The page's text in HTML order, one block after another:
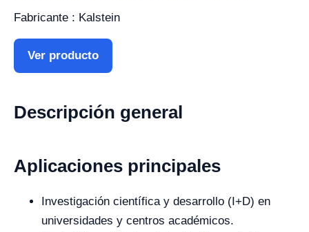
Fabricante : Kalstein
Ver producto
Descripción general
Aplicaciones principales
Investigación científica y desarrollo (I+D) en
universidades y centros académicos.